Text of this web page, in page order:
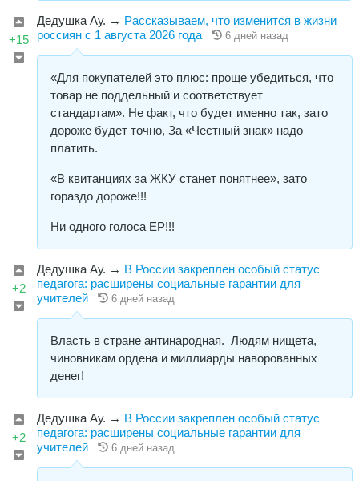
+15
Дедушка Ау. → Рассказываем, что изменится в жизни
россиян с 1 августа 2026 года
6 дней назад
«Для покупателей это плюс: проще убедиться, что
товар не поддельный и соответствует
стандартам». Не факт, что будет именно так, зато
дороже будет точно, За «Честный знак» надо
платить.
«В квитанциях за ЖКУ станет понятнее», зато
гораздо дороже!!!
Ни одного голоса ЕР!!!
+2
Дедушка Ау. → В России закреплен особый статус
педагога: расширены социальные гарантии для
учителей
6 дней назад
Власть в стране антинародная. Людям нищета,
чиновникам ордена и миллиарды наворованных
денег!
+2
Дедушка Ау. → В России закреплен особый статус
педагога: расширены социальные гарантии для
учителей
6 дней назад